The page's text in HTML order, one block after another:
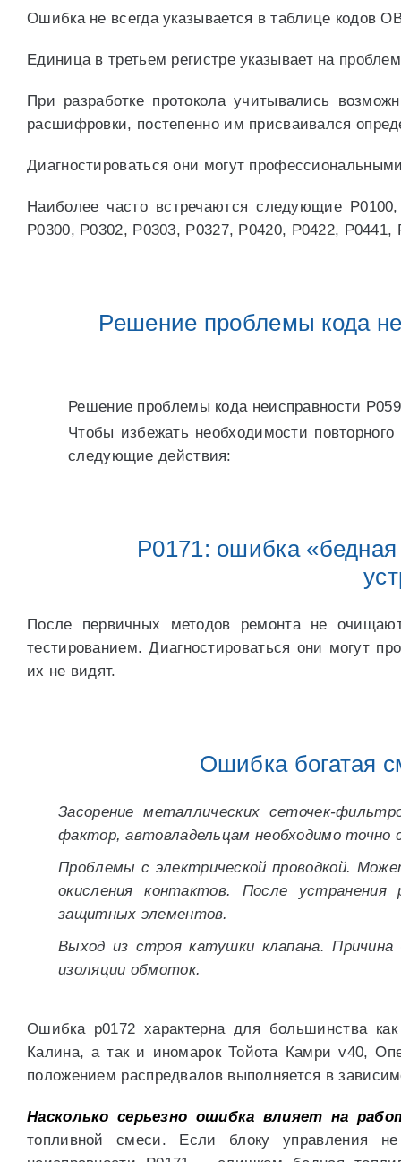
Ошибка не всегда указывается в таблице кодов
Единица в третьем регистре указывает на
При разработке протокола учитывались
расшифровки, постепенно им присваивался
Диагностироваться они могут
Наиболее часто встречаются следующие
P0300, P0302, P0303, P0327, P0420, P0422,
Решение проблемы кода
Решение проблемы кода неисправности
Чтобы избежать необходимости
следующие действия:
P0171: ошибка
После первичных методов ремонта не
тестированием. Диагностироваться они могут
их не видят.
Ошибка богатая
Засорение металлических сеточек-
фактор, автовладельцам необходимо точно
Проблемы с электрической проводкой.
окисления контактов. После
защитных элементов.
Выход из строя катушки клапана. Причина
изоляции обмоток.
Ошибка p0172 характерна для большинства
Калина, а так и иномарок Тойота Камри v40,
положением распредвалов выполняется в
Насколько серьезно ошибка влияет на
топливной смеси. Если блоку управления